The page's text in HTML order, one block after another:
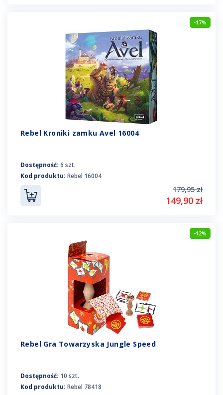
-17%
Rebel Kroniki zamku Avel 16004
Dostępność: 6 szt.
Kod produktu: Rebel 16004
179,95 zł
149,90 zł
-12%
Rebel Gra Towarzyska Jungle Speed
Dostępność: 10 szt.
Kod produktu: Rebel 78418